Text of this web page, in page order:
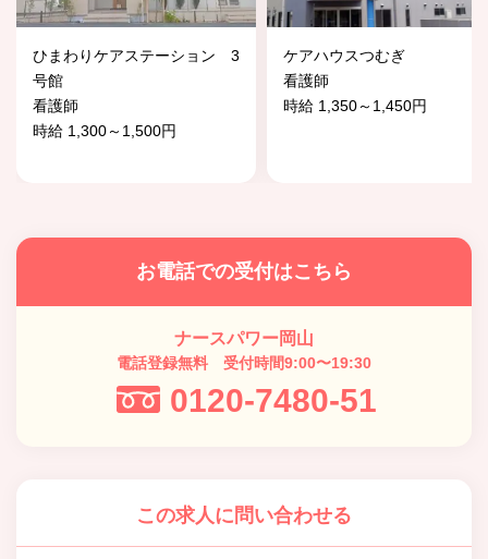
ひまわりケアステーション 3
号館
看護師
時給 1,300～1,500円
ケアハウスつむぎ
看護師
時給 1,350～1,450円
お電話での受付はこちら
ナースパワー岡山
電話登録無料 受付時間9:00〜19:30
0120-7480-51
この求人に問い合わせる